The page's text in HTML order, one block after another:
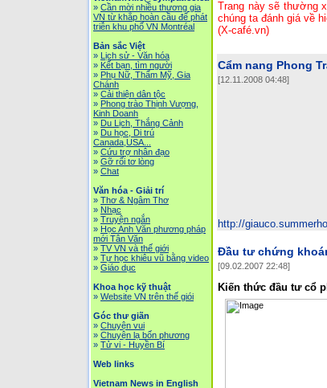
» Cần mời nhiều thương gia
VN từ khắp hoàn cầu để phát
triễn khu phố VN Montréal
Bản sắc Việt
» Lịch sử - Văn hóa
» Kết bạn, tìm người
» Phụ Nữ, Thẩm Mỹ, Gia
Chánh
» Cải thiện dân tộc
» Phong trào Thịnh Vượng,
Kinh Doanh
» Du Lịch, Thắng Cảnh
» Du học, Di trú
Canada,USA...
» Cứu trợ nhân đạo
» Gỡ rối tơ lòng
» Chat
Văn hóa - Giải trí
» Thơ & Ngâm Thơ
» Nhạc
» Truyện ngắn
» Học Anh Văn phương pháp
mới Tân Văn
» TV VN và thế giới
» Tự học khiêu vũ bằng video
» Giáo dục
Khoa học kỹ thuật
» Website VN trên thế giói
Góc thư giãn
» Chuyện vui
» Chuyện lạ bốn phương
» Tử vi - Huyền Bí
Web links
Vietnam News in English
Trang này sẽ thường
chúng ta đánh giá về
(X-café.vn)
Cẩm nang Phong
[12.11.2008 04:48]
http://
Đầu tư chứng
[09.02.2007 22:48]
Kiến thức đầu tư cổ